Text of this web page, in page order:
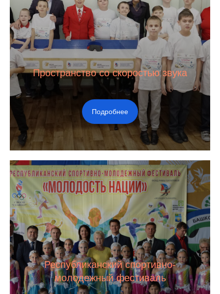
Пространство со скоростью звука
Подробнее
Республиканский спортивно-
молодежный фестиваль